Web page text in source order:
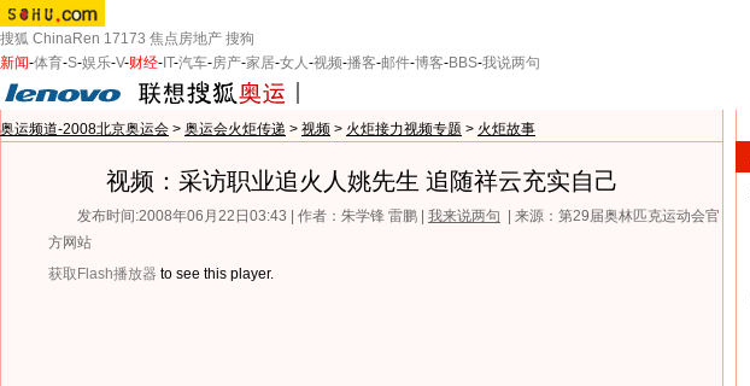
搜狐 ChinaRen 17173 焦点房地产 搜狗
新闻-体育-S-娱乐-V-财经- IT-汽车-房产-家居-女人-视频-播客-邮件-博客-BBS-我说两句
奥运频道-2008北京奥运会 > 奥运会火炬传递 > 视频 > 火炬接力视频专题 > 火炬故事
视频：采访职业追火人姚先生 追随祥云充实自己
发布时间:2008年06月22日03:43 | 作者：朱学锋 雷鹏 | 我来说两句
| 来源：第29届奥林匹克运动会官
方网站
获取Flash播放器 to see this player.